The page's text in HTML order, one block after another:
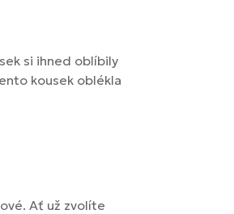
si ihned oblíbily
kousek oblékla
Ať už zvolíte